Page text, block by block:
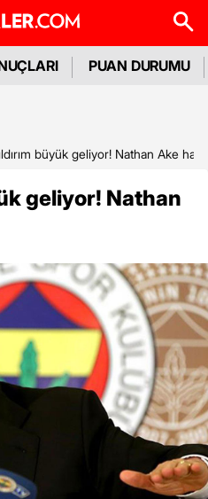
PUAN DURUMU
büyük geliyor! Nathan Ake
geliyor! Nathan